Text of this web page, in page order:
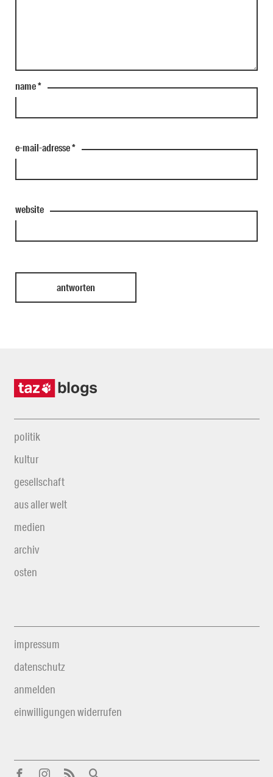
name*
e-mail-adresse*
website
politik
kultur
gesellschaft
aus aller welt
medien
archiv
osten
impressum
datenschutz
anmelden
einwilligungen widerrufen